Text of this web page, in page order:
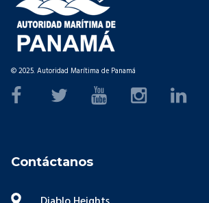
© 2025. Autoridad Marítima de Panamá
Contáctanos